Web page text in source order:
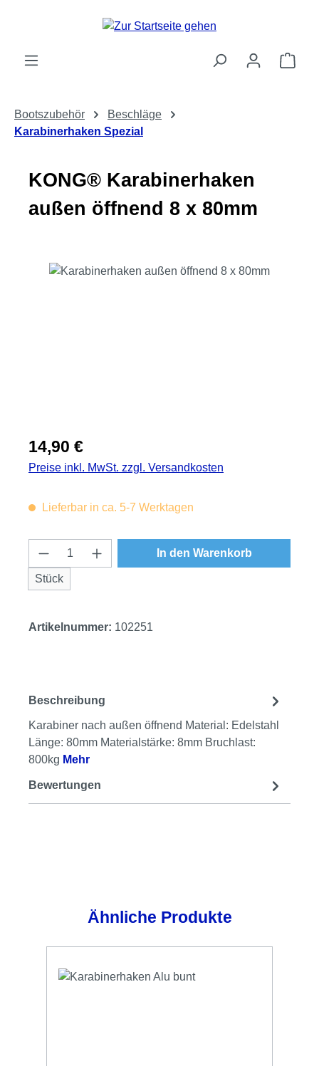
Zum Hauptinhalt springen
Bootszubehör
Beschläge
Karabinerhaken Spezial
KONG® Karabinerhaken
außen öffnend 8 x 80mm
Bildergalerie überspringen
Regulärer Preis:
14,90 €
Preise inkl. MwSt. zzgl. Versandkosten
Lieferbar in ca. 5-7 Werktagen
Produkt Anzahl: Gib den gewünschten
Stück
In den Warenkorb
Artikelnummer: 102251
Beschreibung
Karabiner nach außen öffnend Material: Edelstahl
Länge: 80mm Materialstärke: 8mm Bruchlast:
800kg Mehr
Bewertungen
Produktgalerie überspringen
Ähnliche Produkte